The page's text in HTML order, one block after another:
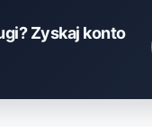
Zyskaj konto